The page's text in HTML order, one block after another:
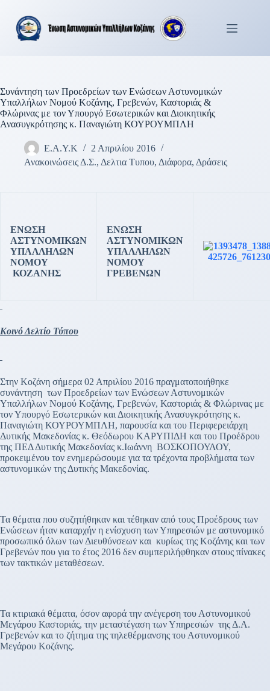
περιεχόμενο
Συνάντηση των Προεδρείων των Ενώσεων Αστυνομικών
Υπαλλήλων Νομού Κοζάνης, Γρεβενών, Καστοριάς &
Φλώρινας με τον Υπουργό Εσωτερικών και Διοικητικής
Ανασυγκρότησης κ. Παναγιώτη ΚΟΥΡΟΥΜΠΛΗ
Ε.Α.Υ.Κ
2 Απριλίου 2016
Ανακοινώσεις Δ.Σ., Δελτια Τυπου, Διάφορα, Δράσεις
ΕΝΩΣΗ
ΑΣΤΥΝΟΜΙΚΩΝ
ΥΠΑΛΛΗΛΩΝ
ΝΟΜΟΥ
ΚΟΖΑΝΗΣ
ΕΝΩΣΗ
ΑΣΤΥΝΟΜΙΚΩΝ
ΥΠΑΛΛΗΛΩΝ
ΝΟΜΟΥ
ΓΡΕΒΕΝΩΝ
Κοινό Δελτίο Τύπου
Στην Κοζάνη σήμερα 02 Απριλίου 2016 πραγματοποιήθηκε
συνάντηση των Προεδρείων των Ενώσεων Αστυνομικών
Υπαλλήλων Νομού Κοζάνης, Γρεβενών, Καστοριάς & Φλώρινας με
τον Υπουργό Εσωτερικών και Διοικητικής Ανασυγκρότησης κ.
Παναγιώτη ΚΟΥΡΟΥΜΠΛΗ, παρουσία και του Περιφερειάρχη
Δυτικής Μακεδονίας κ. Θεόδωρου ΚΑΡΥΠΙΔΗ και του Προέδρου
της ΠΕΔ Δυτικής Μακεδονίας κ.Ιωάννη ΒΟΣΚΟΠΟΥΛΟΥ,
προκειμένου τον ενημερώσουμε για τα τρέχοντα προβλήματα των
αστυνομικών της Δυτικής Μακεδονίας.
Τα θέματα που συζητήθηκαν και τέθηκαν από τους Προέδρους των
Ενώσεων ήταν καταρχήν η ενίσχυση των Υπηρεσιών με αστυνομικό
προσωπικό όλων των Διευθύνσεων και κυρίως της Κοζάνης και των
Γρεβενών που για το έτος 2016 δεν συμπεριλήφθηκαν στους πίνακες
των τακτικών μεταθέσεων.
Τα κτιριακά θέματα, όσον αφορά την ανέγερση του Αστυνομικού
Μεγάρου Καστοριάς, την μεταστέγαση των Υπηρεσιών της Δ.Α.
Γρεβενών και το ζήτημα της τηλεθέρμανσης του Αστυνομικού
Μεγάρου Κοζάνης.